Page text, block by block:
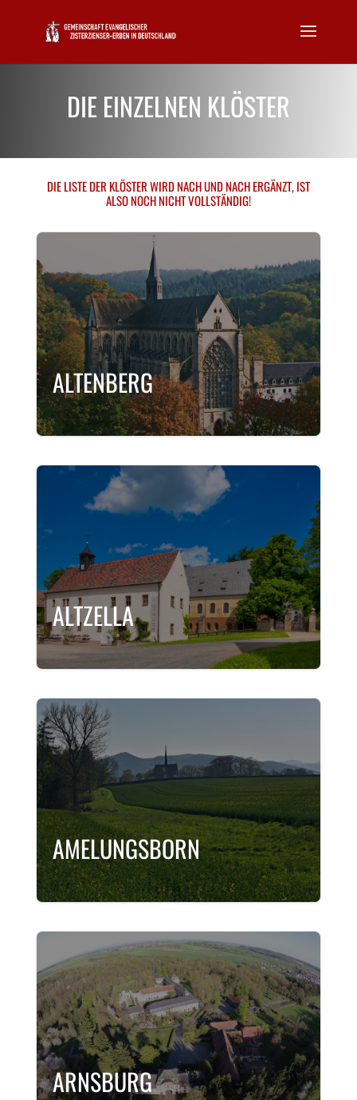
DIE EINZELNEN KLÖSTER
DIE LISTE DER KLÖSTER WIRD NACH UND NACH ERGÄNZT, IST
ALSO NOCH NICHT VOLLSTÄNDIG!
ALTENBERG
ALTZELLA
AMELUNGS­BORN
ARNSBURG